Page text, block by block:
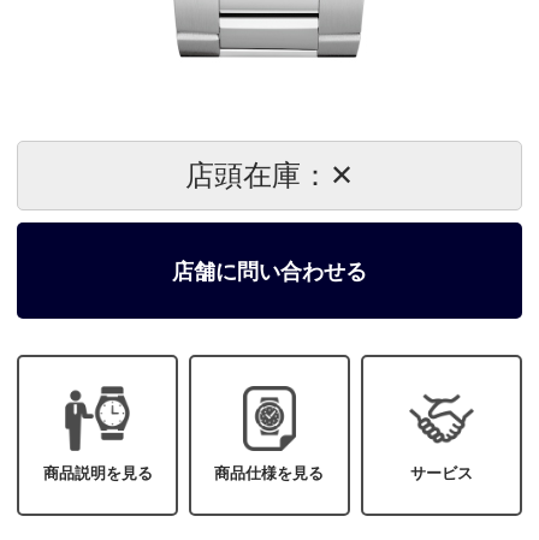
店頭在庫：✕
店舗に問い合わせる
商品説明を見る 商品仕様を見る サービス